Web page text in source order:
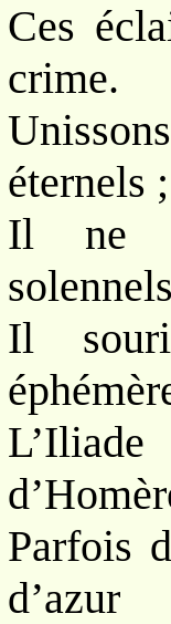
Ces
crime.
éternels ;
Il ne
Il
Parfois
d’azur